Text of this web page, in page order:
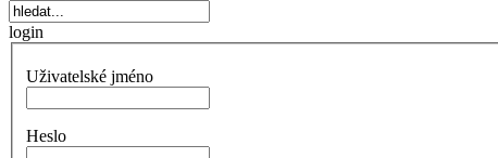
login
Uživatelské jméno
Heslo